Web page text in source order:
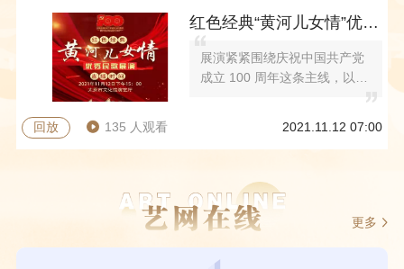
化云进行现场直播。
红色经典“黄河儿女情”优秀民歌展演
展演紧紧围绕庆祝中国共产党
成立 100 周年这条主线，以习
示，牢牢把握“党的盛典、人民
的节日”基调，充分展现黄河流
域优秀民歌艺术魅力，共同唱
回放 135 人观看 2021.11.12 07:00
更多